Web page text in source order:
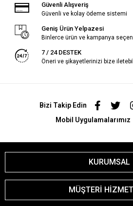
Güvenli Alışveriş
Güvenli ve kolay ödeme sistemi
Geniş Ürün Yelpazesi
Binlerce ürün ve kampanya
7 / 24 DESTEK
Öneri ve şikayetlerinizi bize
Bizi Takip Edin
Mobil Uygulamalarımız
KURUMSAL
MÜŞTERİ